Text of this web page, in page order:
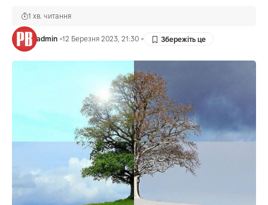
admin 12 Березня 2023, 21:30
1 хв. читання